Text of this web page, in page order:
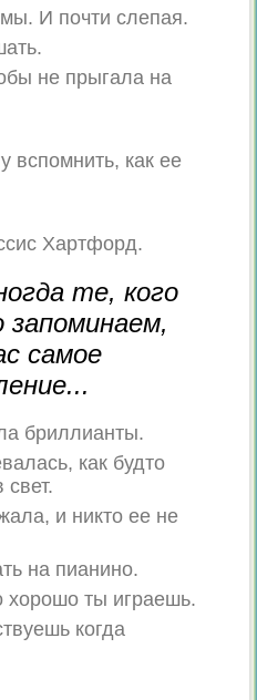
И почти слепая.
не прыгала на
вспомнить, как ее
Хартфорд.
те, кого
самое
бриллианты.
как будто
и никто ее не
на пианино.
хорошо ты играешь.
когда